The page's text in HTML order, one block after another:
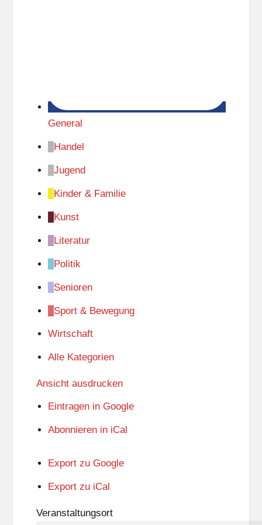
General
Handel
Jugend
Kinder & Familie
Kunst
Literatur
Politik
Senioren
Sport & Bewegung
Wirtschaft
Alle Kategorien
Ansicht ausdrucken
Eintragen in Google
Abonnieren in iCal
Export zu Google
Export zu iCal
Veranstaltungsort